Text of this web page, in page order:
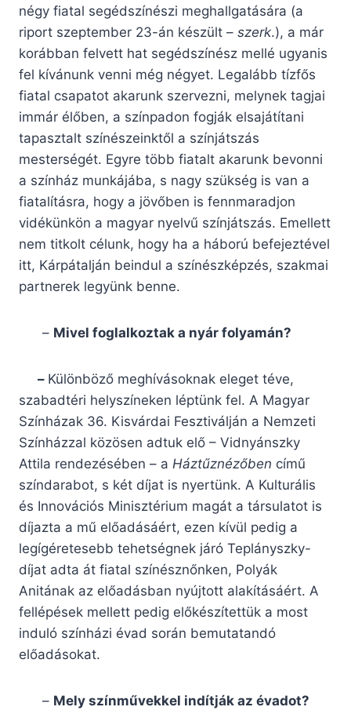
négy fiatal segédszínészi meghallgatására (a
riport szeptember 23-án készült – szerk.), a már
korábban felvett hat segédszínész mellé ugyanis
fel kívánunk venni még négyet. Legalább tízfős
fiatal csapatot akarunk szervezni, melynek tagjai
immár élőben, a színpadon fogják elsajátítani
tapasztalt színészeinktől a színjátszás
mesterségét. Egyre több fiatalt akarunk bevonni
a színház munkájába, s nagy szükség is van a
fiatalításra, hogy a jövőben is fennmaradjon
vidékünkön a magyar nyelvű színjátszás. Emellett
nem titkolt célunk, hogy ha a háború befejeztével
itt, Kárpátalján beindul a színészképzés, szakmai
partnerek legyünk benne.
– Mivel foglalkoztak a nyár folyamán?
– Különböző meghívásoknak eleget téve,
szabadtéri helyszíneken léptünk fel. A Magyar
Színházak 36. Kisvárdai Fesztiválján a Nemzeti
Színházzal közösen adtuk elő – Vidnyánszky
Attila rendezésében – a Háztűznézőben című
színdarabot, s két díjat is nyertünk. A Kulturális
és Innovációs Minisztérium magát a társulatot is
díjazta a mű előadásáért, ezen kívül pedig a
legígéretesebb tehetségnek járó Teplányszky-
díjat adta át fiatal színésznőnken, Polyák
Anitának az előadásban nyújtott alakításáért. A
fellépések mellett pedig előkészítettük a most
induló színházi évad során bemutatandó
előadásokat.
– Mely színművekkel indítják az évadot?